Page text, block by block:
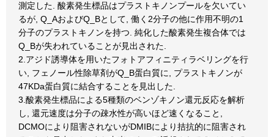
測定した. 酸素発生標品はプラストキノンプールを欠いてい
るが, Q_AおよびQ_Bとして, 働く2分子の他に作用不明の1
分子のプラストキノンを持つ. 純化した酸素発生複合体では
Q_Bが失われていることが見出された.
2.アジド誘導体を用いたフォトアフィニティラベリングを行
い, フェノール性除草剤がQ_B蛋白質に, プラストキノンが
47KDa蛋白質に結合することを見出した.
3.酸素発生標品による5種類のベンゾキノン還元反応を解析
し, 還元速度は分子の疎水性が高いほど速くなること,
DCMOにより阻害されないがDMIBにより拮抗的に阻害され